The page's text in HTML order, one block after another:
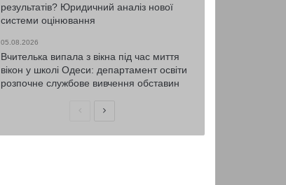
результатів? Юридичний аналіз нової
системи оцінювання
05.08.2026
Вчителька випала з вікна під час миття
вікон у школі Одеси: департамент освіти
розпочне службове вивчення обставин
ПопередняНаступна